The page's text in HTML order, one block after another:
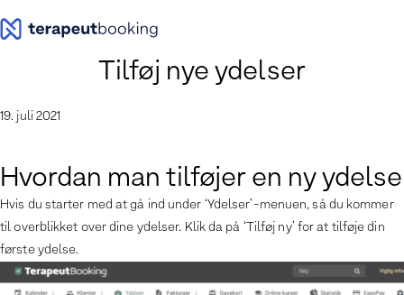
til
Tilføj nye ydelser
19. juli 2021
Hvordan man tilføjer en ny ydelse
Hvis du starter med at gå ind under ‘Ydelser’-menuen, så du kommer
til overblikket over dine ydelser. Klik da på ‘Tilføj ny’ for at tilføje din
første ydelse.